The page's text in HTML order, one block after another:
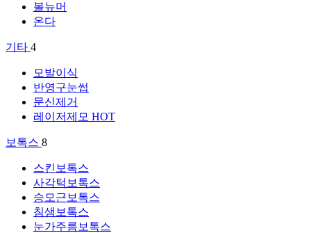
볼뉴머
온다
기타 4
모발이식
반영구눈썹
문신제거
레이저제모 HOT
보톡스 8
스킨보톡스
사각턱보톡스
승모근보톡스
침샘보톡스
눈가주름보톡스